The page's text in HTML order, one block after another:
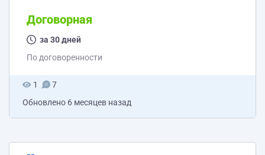
Готовы обсудить вознаграждение от 50.000 рублей за
каждого приведенного клиента кто заказал
строительство дома.
Договорная
за 30 дней
По договоренности
1
7
Обновлено 6 месяцев назад